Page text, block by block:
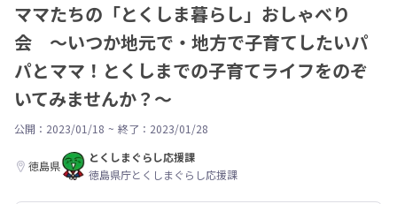
ママたちの「とくしま暮らし」おしゃべり
会 ～いつか地元で・地方で子育てしたいパ
パとママ！とくしまでの子育てライフをのぞ
いてみませんか？～
公開：2023/01/18 ~ 終了：2023/01/28
徳島県
とくしまぐらし応援課
徳島県庁とくしまぐらし応援課